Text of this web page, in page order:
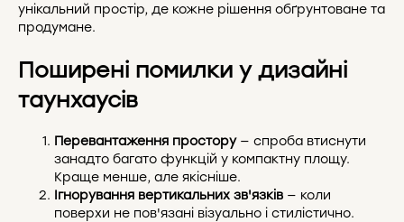
унікальний простір, де кожне рішення обґрунтоване та
продумане.
Поширені помилки у дизайні
таунхаусів
Перевантаження простору— спроба втиснути
занадто багато функцій у компактну площу.
Краще менше, але якісніше.
Ігнорування вертикальних зв'язків — коли
поверхи не пов'язані візуально і стилістично.